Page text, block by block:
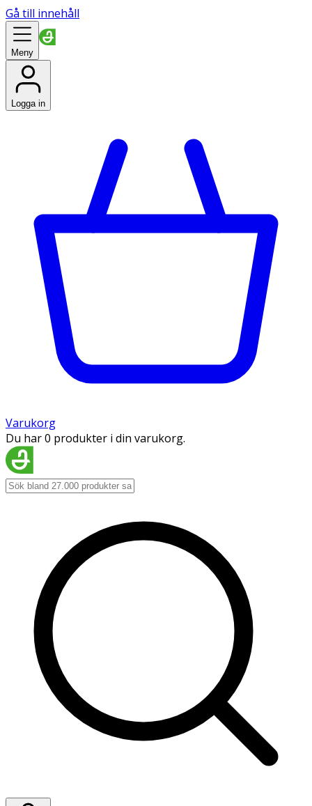
Gå till innehåll
Meny
Logga in
Varukorg
Du har 0 produkter i din varukorg.